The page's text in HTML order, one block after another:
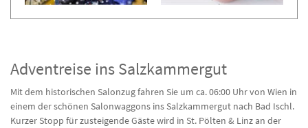
Adventreise ins Salzkammergut
Mit dem historischen Salonzug fahren Sie um ca. 06:00 Uhr von Wien in
einem der schönen Salonwaggons ins Salzkammergut nach Bad Ischl.
Kurzer Stopp für zusteigende Gäste wird in St. Pölten & Linz an der